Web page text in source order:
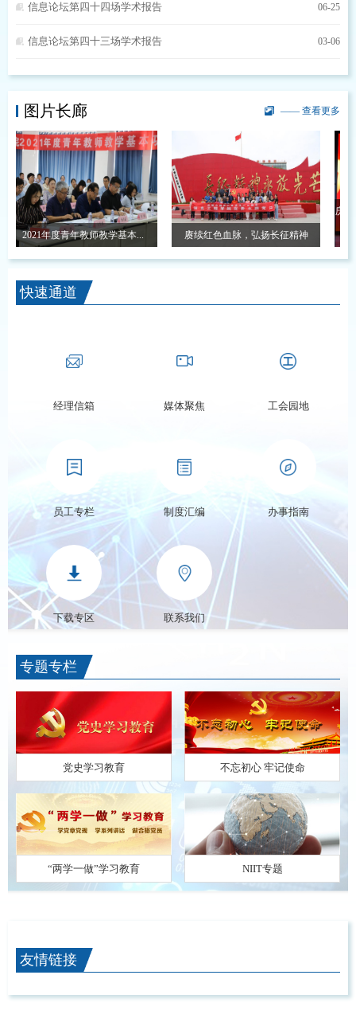
信息论坛第四十四场学术报告 06-25
信息论坛第四十三场学术报告 03-06
图片长廊 —— 查看更多
2021年度青年教师教学基本... 赓续红色血脉，弘扬长征精神
庆祝中
快速通道
经理信箱 媒体聚焦 工会园地
员工专栏 制度汇编 办事指南
下载专区 联系我们
专题专栏
党史学习教育 不忘初心 牢记使命
“两学一做”学习教育 NIIT专题
友情链接